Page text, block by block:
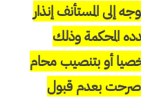
يوجه إلى المستأنف إنذار
المحكمة وذلك
أو بتنصيب محام
صرحت بعدم قبول